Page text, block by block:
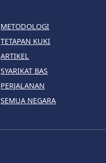
METODOLOGI
TETAPAN KUKI
ARTIKEL
SYARIKAT BAS
PERJALANAN
SEMUA NEGARA